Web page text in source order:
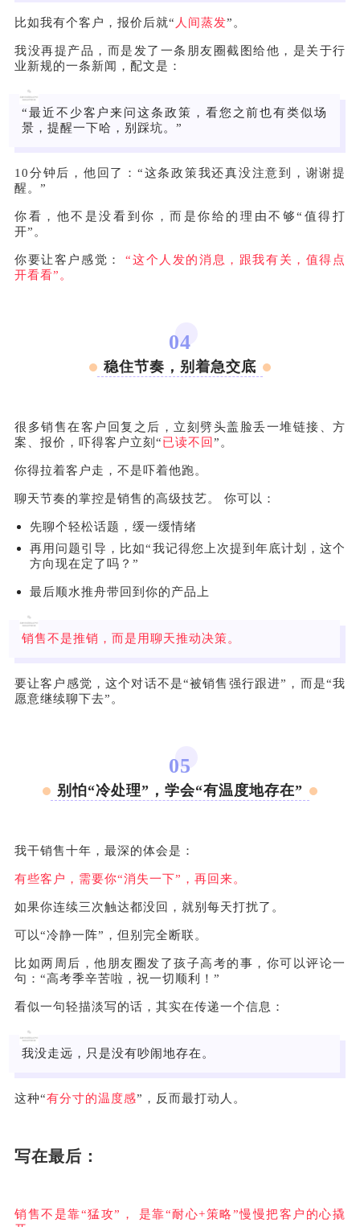
比如我有个客户，报价后就“ 人间蒸发”。
我没再提产品，而是发了一条朋友圈截图给他，是关于行
业新规的一条新闻，配文是：
“最近不少客户来问这条政策，看您之前也有类似场
景，提醒一下哈，别踩坑。”
10分钟后，他回了：“这条政策我还真没注意到，谢谢提
醒。”
你看，他不是没看到你，而是你给的理由不够“值得打
开”。
你要让客户感觉：
“这个人发的消息，跟我有关，值得点
开看看”。
04
稳住节奏，别着急交底
很多销售在客户回复之后，立刻劈头盖脸丢一堆链接、方
案、报价，吓得客户立刻“已读不回”。
你得拉着客户走，不是吓着他跑。
聊天节奏的掌控是销售的高级技艺。 你可以：
先聊个轻松话题，缓一缓情绪
再用问题引导，比如“我记得您上次提到年底计划，这个
方向现在定了吗？”
最后顺水推舟带回到你的产品上
销售不是推销，而是用聊天推动决策。
要让客户感觉，这个对话不是“被销售强行跟进”，而是“我
愿意继续聊下去”。
05
别怕“冷处理”，学会“有温度地存在”
我干销售十年，最深的体会是：
有些客户，需要你“消失一下”，再回来。
如果你连续三次触达都没回，就别每天打扰了。
可以“冷静一阵”，但别完全断联。
比如两周后，他朋友圈发了孩子高考的事，你可以评论一
句：“高考季辛苦啦，祝一切顺利！”
看似一句轻描淡写的话，其实在传递一个信息：
我没走远，只是没有吵闹地存在。
这种“有分寸的温度感”，反而最打动人。
写在最后：
销售不是靠“猛攻”， 是靠“耐心+策略”慢慢把客户的心撬